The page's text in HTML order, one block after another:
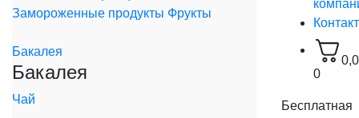
Замороженные продукты Фрукты
Бакалея
Бакалея
Чай
0
Бесплатная